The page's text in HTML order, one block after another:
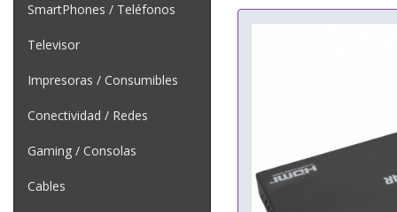
SmartPhones / Teléfonos
Televisor
Impresoras / Consumibles
Conectividad / Redes
Gaming / Consolas
Cables